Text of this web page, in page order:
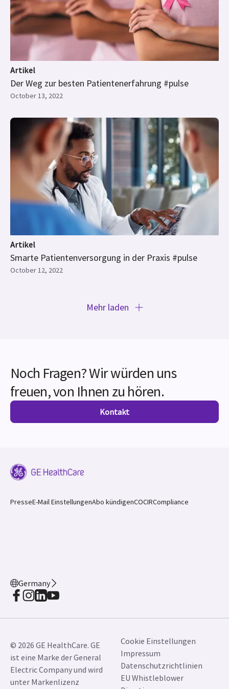
Artikel
Der Weg zur besten Patientenerfahrung #pulse
October 13, 2022
Artikel
Smarte Patientenversorgung in der Praxis #pulse
October 12, 2022
Mehr laden
Noch Fragen? Wir würden uns
freuen, von Ihnen zu hören.
Kontakt
PresseE-Mail EinstellungenAbo kündigenCOCIRCompliance
Germany
© 2026 GE HealthCare. GE
ist eine Marke der General
Electric Company und wird
unter Markenlizenz
Cookie Einstellungen
Impressum
Datenschutzrichtlinien
EU Whistleblower